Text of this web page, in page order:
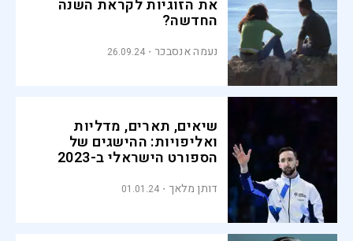
את הזוגיות לקראת השנה
החדשה?
נעמה אנסבכר 26.09.24
שיאים, תארים, מדליות
ואליפויות: ההישגים של
הספורט הישראלי ב-2023
דותן מלאך 01.01.24